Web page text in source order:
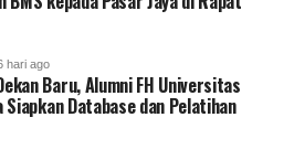
Kesuksesan Karir
hari ago
Baru, Alumni FH Universitas
Siapkan Database dan Pelatihan